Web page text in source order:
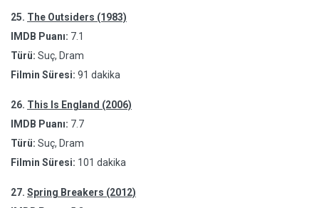
25. The Outsiders (1983)
IMDB Puanı: 7.1
Türü: Suç, Dram
Filmin Süresi: 91 dakika
26. This Is England (2006)
IMDB Puanı: 7.7
Türü: Suç, Dram
Filmin Süresi: 101 dakika
27. Spring Breakers (2012)